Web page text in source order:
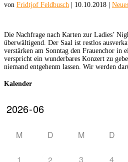
von Fridtjof Feldbusch 10.10.2018
Die Nachfrage nach Karten zur Ladies’
überwältigend. Der Saal ist restlos
verstärken am Sonntag den Frauenchor in
verspricht ein wunderbares Konzert zu
niemand entgehenm lassen. Wir werden
Kalender
M D M D
1 3 4